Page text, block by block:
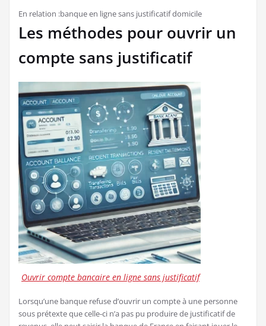
En relation :banque en ligne sans justificatif domicile
Les méthodes pour ouvrir un
compte sans justificatif
Ouvrir compte bancaire en ligne sans justificatif
Lorsqu’une banque refuse d’ouvrir un compte à une personne
sous prétexte que celle-ci n’a pas pu produire de justificatif de